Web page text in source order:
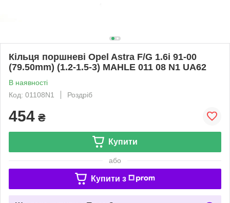
Кільця поршневі Opel Astra F/G 1.6i 91-00
(79.50mm) (1.2-1.5-3) MAHLE 011 08 N1 UA62
В наявності
Код: 01108N1
Роздріб
454 ₴
Купити
або
Купити з